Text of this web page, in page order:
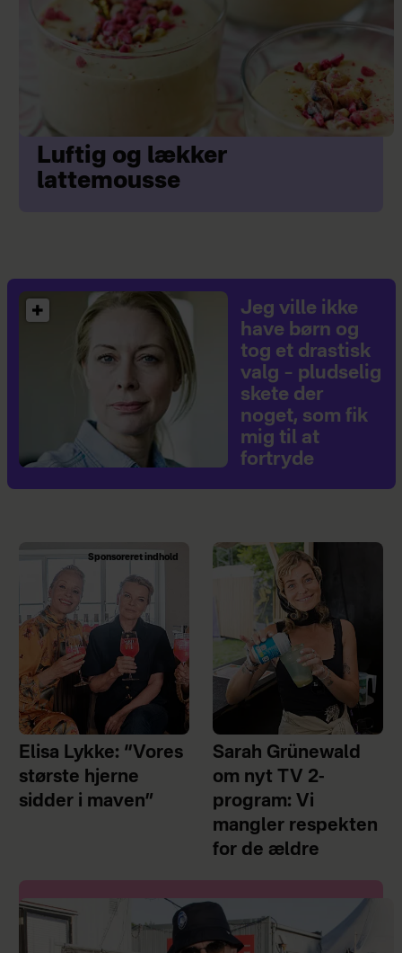
Luftig og lækker
lattemousse
Jeg ville ikke
have børn og
tog et drastisk
valg – pludselig
skete der
noget, som fik
mig til at
fortryde
Sponsoreret indhold
Elisa Lykke: “Vores
største hjerne
sidder i maven”
Sarah Grünewald
om nyt TV 2-
program: Vi
mangler respekten
for de ældre